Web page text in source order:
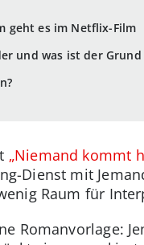
geht es im Netflix-Film
und was ist der
„Niemand kommt
Dienst mit
Raum für
Romanvorlage: